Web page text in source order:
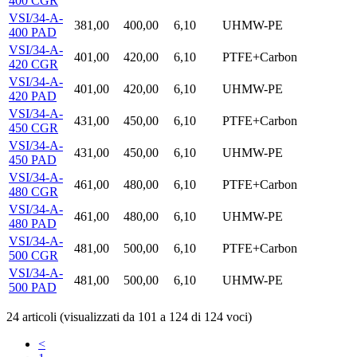
VSI/34-A-
400 PAD
381,00 400,00 6,10
UHMW-PE
VSI/34-A-
420 CGR
401,00 420,00 6,10
PTFE+Carbon
VSI/34-A-
420 PAD
401,00 420,00 6,10
UHMW-PE
VSI/34-A-
450 CGR
431,00 450,00 6,10
PTFE+Carbon
VSI/34-A-
450 PAD
431,00 450,00 6,10
UHMW-PE
VSI/34-A-
480 CGR
461,00 480,00 6,10
PTFE+Carbon
VSI/34-A-
480 PAD
461,00 480,00 6,10
UHMW-PE
VSI/34-A-
500 CGR
481,00 500,00 6,10
PTFE+Carbon
VSI/34-A-
500 PAD
481,00 500,00 6,10 UHMW-PE
24 articoli (visualizzati da 101 a 124 di 124 voci)
<